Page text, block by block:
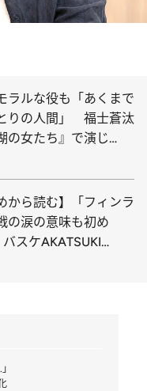
ラルな役も「あくまで
りの人間」 福士蒼汰
の女たち』で演じ
から読む】「フィンラ
の涙の意味も初め
スケAKATSUKI